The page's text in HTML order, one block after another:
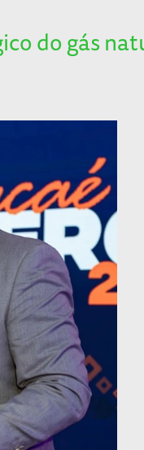
do gás